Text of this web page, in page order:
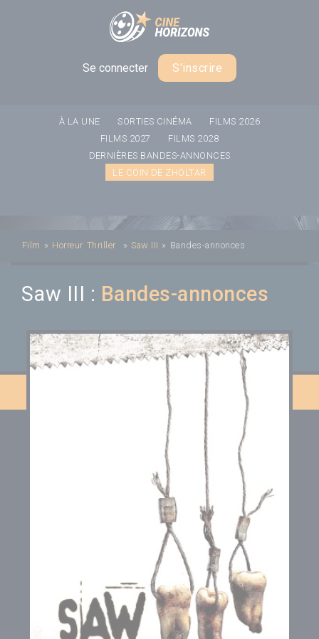
Se connecter S'inscrire
À LA UNE SORTIES CINÉMA
FILMS 2026
FILMS 2027
FILMS 2028
DERNIÈRES BANDES-ANNONCES
LE COIN DE ZHOLTAR
Film » Horreur Thriller » Saw III » Bandes-annonces
Saw III : Bandes-annonces
Panneau de gestion des cookies